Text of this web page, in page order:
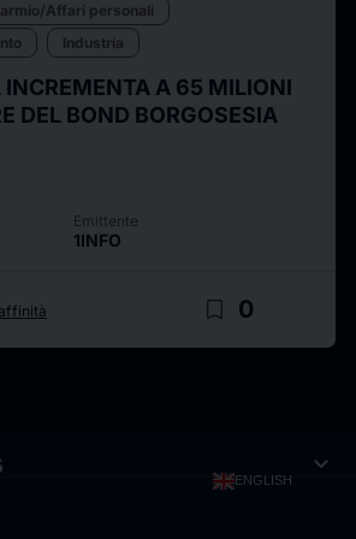
Affari personali
Industria
INCREMENTA A 65 MILIONI
DEL BOND BORGOSESIA
Emittente
1INFO
bookmark_border 0
ENGLISH expand_more